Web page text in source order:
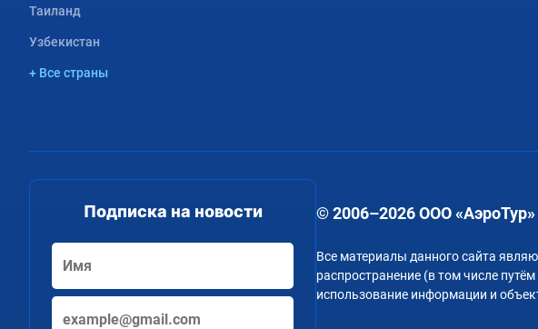
Таиланд
Узбекистан
+ Все страны
Подписка на новости © 2006–2026 ООО «АэроТур»
Все материалы данного сайта
распространение (в том числе
использование информации и